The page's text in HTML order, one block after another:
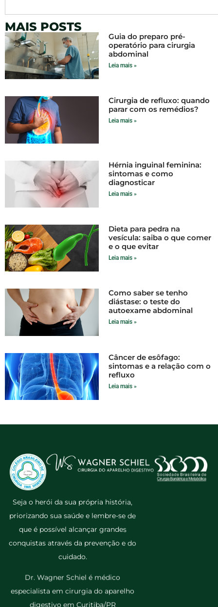
MAIS POSTS
Guia do preparo pré-
operatório para cirurgia
abdominal
Leia mais »
Cirurgia de refluxo: quando
parar com os remédios?
Leia mais »
Hérnia inguinal feminina:
sintomas e como
diagnosticar
Leia mais »
Dieta para pedra na
vesícula: saiba o que comer
e o que evitar
Leia mais »
Como saber se tenho
diástase: o teste do
autoexame abdominal
Leia mais »
Câncer de esôfago:
sintomas e a relação com o
refluxo
Leia mais »
Seja o herói da sua própria história,
priorizando sua saúde e lembre-se de
que é possível alcançar grandes
conquistas através da prevenção e do
cuidado.
Dr. Wagner Schiel é médico
especialista em cirurgia do aparelho
digestivo em Curitiba/PR